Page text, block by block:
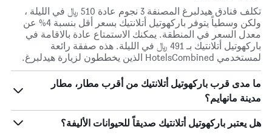
تكلف فنادق هيدلبرغ المصنفة 3 نجوم عادة 510 ﷼ في الليلة ،
ولكن وسطياً يتوفر باركهوتيل أتلانتيك بسعر أقل بنسبة 4% عن
معدل السعر في المنطقة. يمكنك الاستمتاع عادة بالاقامة في
باركهوتيل أتلانتيك بـ 491 ﷼ في الليلة. هذه صفقة رائعة
لمستخدمي HotelsCombined الذين يخططون لزيارة هيدلبرغ.
ما مدى قرب باركهوتيل أتلانتيك من أقرب مطار، مطار
مدينة مانهايم؟
هل يعتبر باركهوتيل أتلانتيك صديقاً للحيوانات الأليفة؟